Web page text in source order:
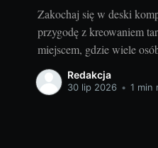
Zakochaj się w deski
przygodę z kreowaniem
miejscem, gdzie wiele
wolnego czasu,
Zarówno letnie, słoneczne
Redakcja
30 lip 2026 • 1 min